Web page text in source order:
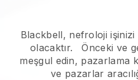
Blackbell, nefroloji işinizi
olacaktır.
Önceki ve
meşgul edin, pazarlama
ve pazarlar